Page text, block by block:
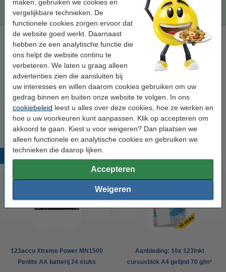
maken, gebruiken we cookies en
vergelijkbare technieken. De
functionele cookies zorgen ervoor dat
de website goed werkt. Daarnaast
hebben ze een analytische functie die
ons helpt de website continu te
verbeteren. We laten u graag alleen
advertenties zien die aansluiten bij
uw interesses en willen daarom cookies gebruiken om uw
gedrag binnen en buiten onze website te volgen. In ons
cookiebeleid leest u alles over deze cookies, hoe ze werken en
hoe u uw voorkeuren kunt aanpassen. Klik op accepteren om
akkoord te gaan. Kiest u voor weigeren? Dan plaatsen we
alleen functionele en analytische cookies en gebruiken we
technieken die daarop lijken.
Accepteren
Weigeren
Bestellen
Laserprinter reinigingsdoek
tonerdoek geel 999058
Bekijk de specificaties en omschrijving
€ 0,95
Populaire producten
123accu Xtreme Power MN1500
Penlite AA batterij 24 stuks
Aanbieding: 10x 123inkt
cursusblok A4 gelijnd 70 g/m²